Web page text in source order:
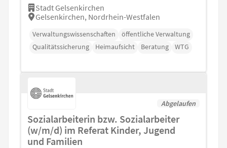
Stadt Gelsenkirchen
Gelsenkirchen, Nordrhein-Westfalen
Verwaltungswissenschaften
öffentliche Verwaltung
Qualitätssicherung
Heimaufsicht Beratung WTG
Abgelaufen
Sozialarbeiterin bzw. Sozialarbeiter
(w/m/d) im Referat Kinder, Jugend
und Familien